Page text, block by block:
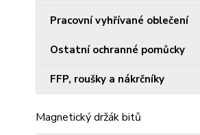
Pracovní vyhřívané oblečení
Ostatní ochranné pomůcky
FFP, roušky a nákrčníky
Magnetický držák bitů